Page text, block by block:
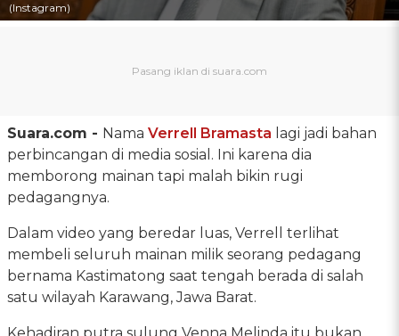
(Instagram)
Suara.com - Nama Verrell Bramasta lagi jadi bahan
perbincangan di media sosial. Ini karena dia
memborong mainan tapi malah bikin rugi
pedagangnya.
Dalam video yang beredar luas, Verrell terlihat
membeli seluruh mainan milik seorang pedagang
bernama Kastimatong saat tengah berada di salah
satu wilayah Karawang, Jawa Barat.